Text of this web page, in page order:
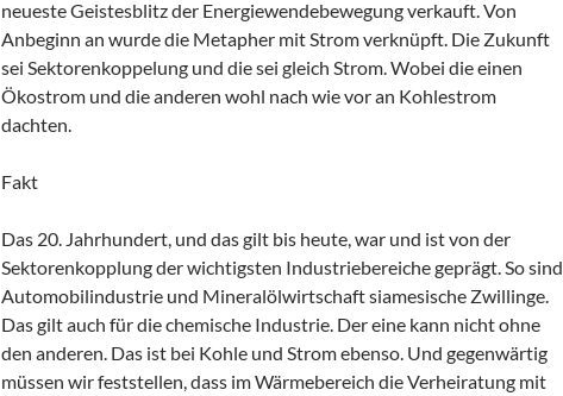
neueste Geistesblitz der Energiewendebewegung verkauft. Von
Anbeginn an wurde die Metapher mit Strom verknüpft. Die Zukunft
sei Sektorenkoppelung und die sei gleich Strom. Wobei die einen
Ökostrom und die anderen wohl nach wie vor an Kohlestrom
dachten.
Fakt
Das 20. Jahrhundert, und das gilt bis heute, war und ist von der
Sektorenkopplung der wichtigsten Industriebereiche geprägt. So sind
Automobilindustrie und Mineralölwirtschaft siamesische Zwillinge.
Das gilt auch für die chemische Industrie. Der eine kann nicht ohne
den anderen. Das ist bei Kohle und Strom ebenso. Und gegenwärtig
müssen wir feststellen, dass im Wärmebereich die Verheiratung mit